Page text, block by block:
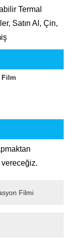
Termal
Satın Al, Çin,
Film